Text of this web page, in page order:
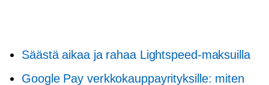
Säästä aikaa ja rahaa Lightspeed-maksuilla
Google Pay verkkokauppayrityksille: miten